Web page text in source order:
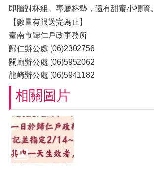
即贈對杯組、專屬杯墊，還有甜蜜小禮唷。
【數量有限送完為止】
臺南市歸仁戶政事務所
歸仁辦公處 (06)2302756
關廟辦公處 (06)5952062
龍崎辦公處 (06)5941182
相關圖片